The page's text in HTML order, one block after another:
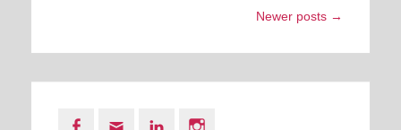
Newer posts →
Facebook
Email LinkedIn